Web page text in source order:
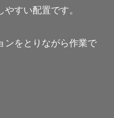
やすい配置です。
ンをとりながら作業で